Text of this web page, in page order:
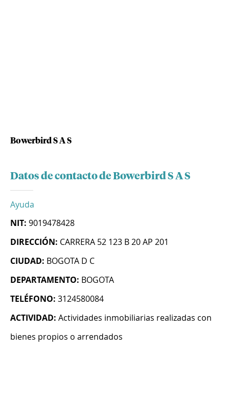
Bowerbird S A S
Datos de contacto de Bowerbird S A S
Ayuda
NIT: 9019478428
DIRECCIÓN: CARRERA 52 123 B 20 AP 201
CIUDAD: BOGOTA D C
DEPARTAMENTO: BOGOTA
TELÉFONO: 3124580084
ACTIVIDAD: Actividades inmobiliarias realizadas con
bienes propios o arrendados